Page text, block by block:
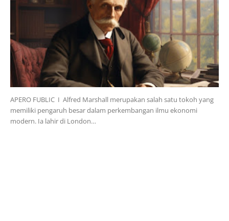
APERO FUBLIC I Alfred Marshall merupakan salah satu tokoh yang
memiliki pengaruh besar dalam perkembangan ilmu ekonomi
modern. Ia lahir di London…